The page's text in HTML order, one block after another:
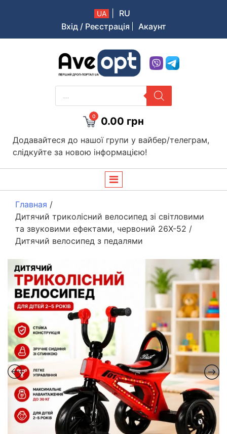
UA
RU
Вхід / Реєстрація
Акаунт
Aveopt – оптова дропшипінг платформа в Україні
PRODUCTS
SEARCH
0 0.00 грн
Додавайтеся до нашої групи у вайбер/телеграм,
слідкуйте за новою інформацією!
Главная /
Дитячий триколісний велосипед зі світловими
та звуковими ефектами, червоний 26X-52 /
Дитячий велосипед з педалями